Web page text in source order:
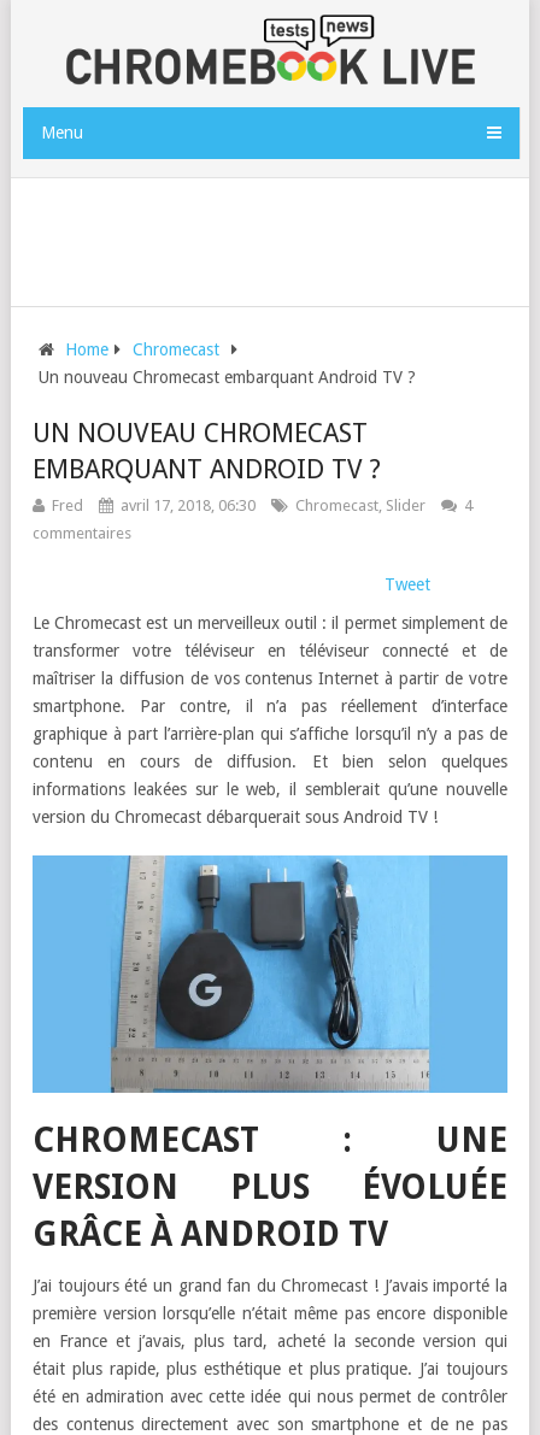
Menu
Home
Chromecast
Un nouveau Chromecast embarquant Android TV ?
UN NOUVEAU CHROMECAST
EMBARQUANT ANDROID TV ?
Fred avril 17, 2018, 06:30 Chromecast, Slider
4
commentaires
Tweet
Le Chromecast est un merveilleux outil : il permet simplement de
transformer votre téléviseur en téléviseur connecté et de
maîtriser la diffusion de vos contenus Internet à partir de votre
smartphone. Par contre, il n’a pas réellement d’interface
graphique à part l’arrière-plan qui s’affiche lorsqu’il n’y a pas de
contenu en cours de diffusion. Et bien selon quelques
informations leakées sur le web, il semblerait qu’une nouvelle
version du Chromecast débarquerait sous Android TV !
CHROMECAST : UNE
VERSION PLUS ÉVOLUÉE
GRÂCE À ANDROID TV
J’ai toujours été un grand fan du Chromecast ! J’avais importé la
première version lorsqu’elle n’était même pas encore disponible
en France et j’avais, plus tard, acheté la seconde version qui
était plus rapide, plus esthétique et plus pratique. J’ai toujours
été en admiration avec cette idée qui nous permet de contrôler
des contenus directement avec son smartphone et de ne pas